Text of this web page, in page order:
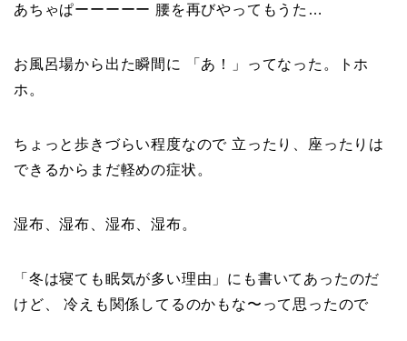
あちゃぱーーーーー 腰を再びやってもうた…
お風呂場から出た瞬間に 「あ！」ってなった。トホ
ホ。
ちょっと歩きづらい程度なので 立ったり、座ったりは
できるからまだ軽めの症状。
湿布、湿布、湿布、湿布。
「冬は寝ても眠気が多い理由」にも書いてあったのだ
けど、 冷えも関係してるのかもな〜って思ったので